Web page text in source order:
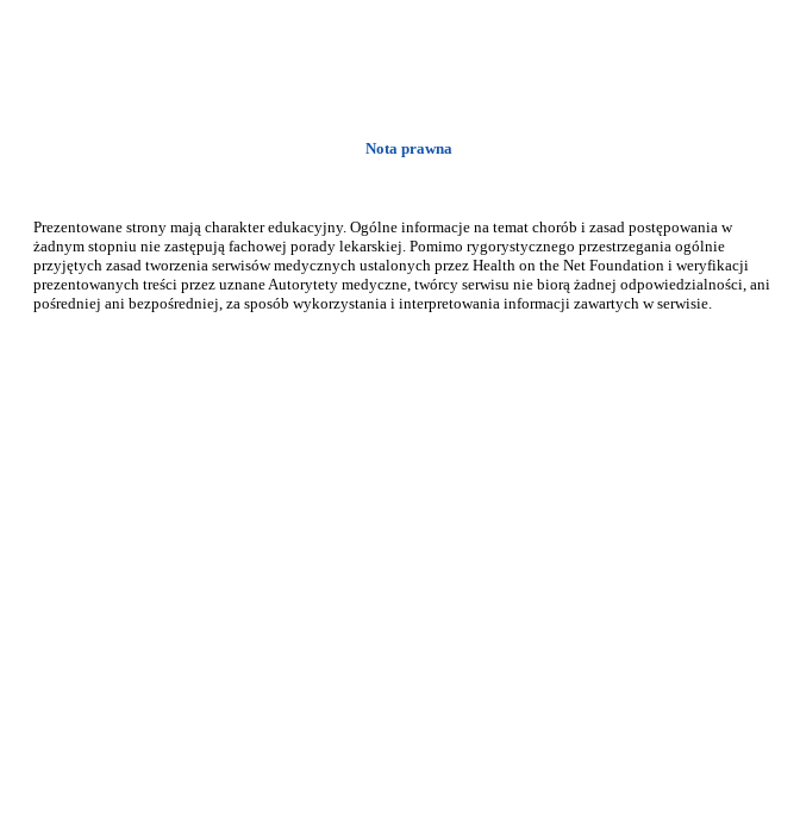
Nota prawna
Prezentowane strony mają charakter edukacyjny. Ogólne informacje na temat chorób i zasad postępowania w
żadnym stopniu nie zastępują fachowej porady lekarskiej. Pomimo rygorystycznego przestrzegania ogólnie
przyjętych zasad tworzenia serwisów medycznych ustalonych przez Health on the Net Foundation i weryfikacji
prezentowanych treści przez uznane Autorytety medyczne, twórcy serwisu nie biorą żadnej odpowiedzialności, ani
pośredniej ani bezpośredniej, za sposób wykorzystania i interpretowania informacji zawartych w serwisie.